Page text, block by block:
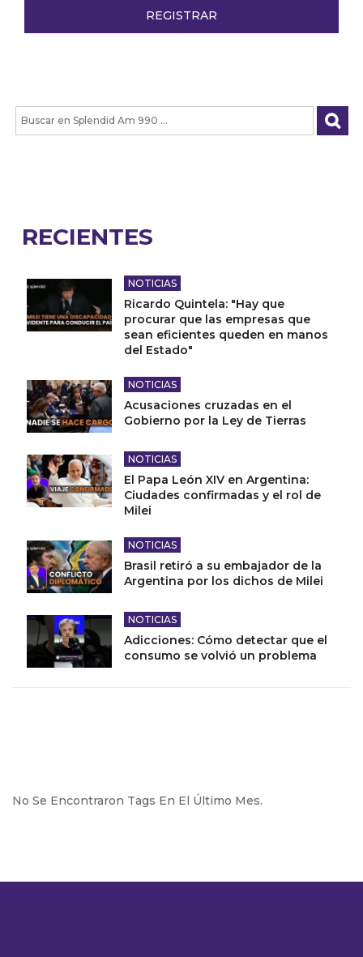
RECIENTES
NOTICIAS
Ricardo Quintela: "Hay que
procurar que las empresas que
sean eficientes queden en manos
del Estado"
NOTICIAS
Acusaciones cruzadas en el
Gobierno por la Ley de Tierras
NOTICIAS
El Papa León XIV en Argentina:
Ciudades confirmadas y el rol de
Milei
NOTICIAS
Brasil retiró a su embajador de la
Argentina por los dichos de Milei
NOTICIAS
Adicciones: Cómo detectar que el
consumo se volvió un problema
No Se Encontraron Tags En El Último Mes.